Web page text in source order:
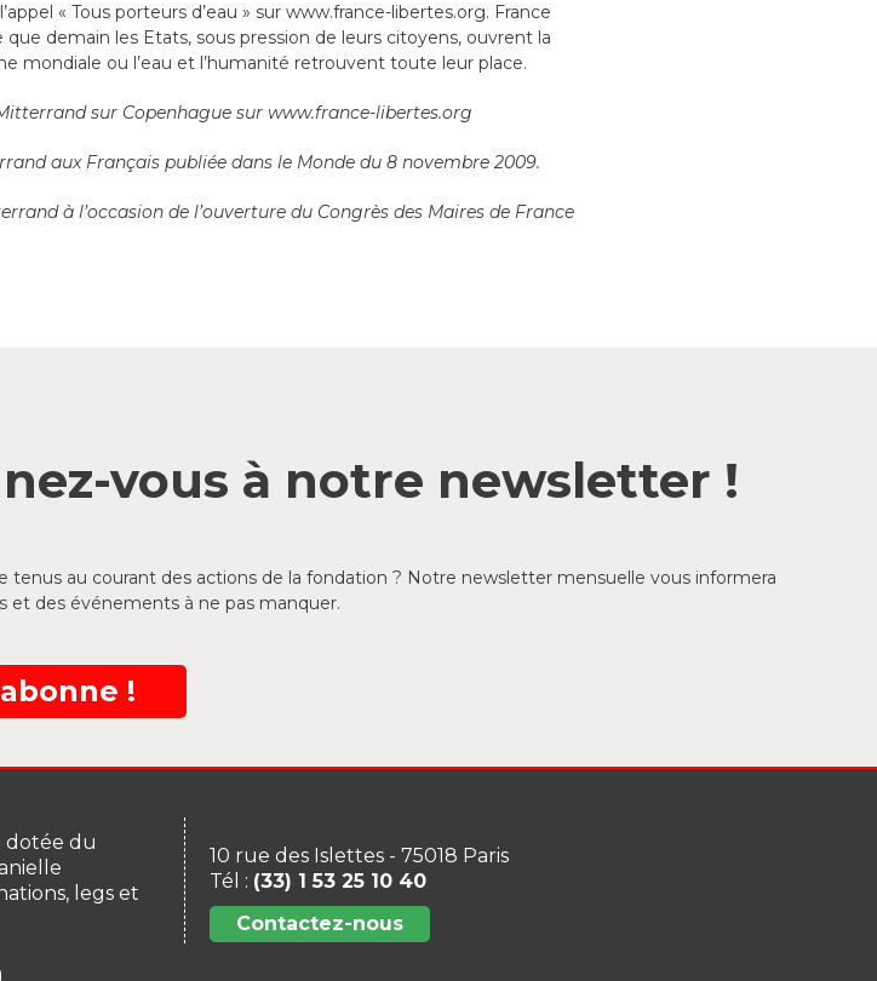
« Tous porteurs d’eau » sur www.france-libertes.org. France
demain les Etats, sous pression de leurs citoyens, ouvrent la
mondiale ou l’eau et l’humanité retrouvent toute leur place.
sur Copenhague sur www.france-libertes.org
aux Français publiée dans le Monde du 8 novembre 2009.
à l’occasion de l’ouverture du Congrès des Maires de France
vous à notre newsletter !
tenus au courant des actions de la fondation ? Notre newsletter mensuelle vous informera
et des événements à ne pas manquer.
!
dotée du
legs et
10 rue des Islettes - 75018 Paris
Tél : (33) 1 53 25 10 40
Contactez-nous